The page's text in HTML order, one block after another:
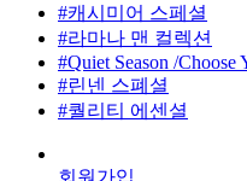
#캐시미어 스페셜
#라마나 맨 컬렉션
#Quiet Season /Choose
#린넨 스폐셜
#퀄리티 에센셜